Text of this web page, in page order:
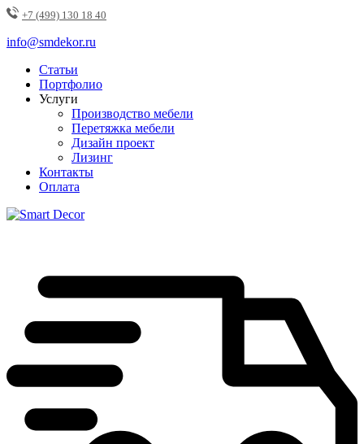
+7 (499) 130 18 40
info@smdekor.ru
Статьи
Портфолио
Услуги
Производство мебели
Перетяжка мебели
Дизайн проект
Лизинг
Контакты
Оплата